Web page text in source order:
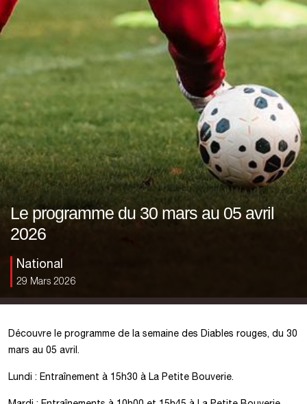
Le programme du 30 mars au 05 avril
2026
National
29 Mars 2026
Découvre le programme de la semaine des Diables rouges, du 30
mars au 05 avril.
Lundi : Entraînement à 15h30 à La Petite Bouverie.